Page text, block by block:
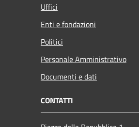
Uffici
Enti e fondazioni
Politici
Personale Amministrativo
Documenti e dati
CONTATTI